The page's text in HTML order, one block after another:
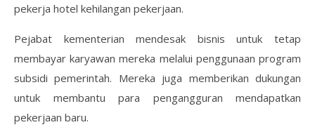
pekerja hotel kehilangan pekerjaan.
Pejabat kementerian mendesak bisnis untuk tetap
membayar karyawan mereka melalui penggunaan program
subsidi pemerintah. Mereka juga memberikan dukungan
untuk membantu para pengangguran mendapatkan
pekerjaan baru.